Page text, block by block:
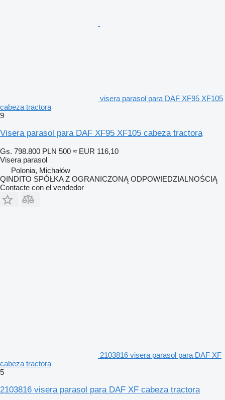
visera parasol para DAF XF95 XF105
cabeza tractora
9
Visera parasol para DAF XF95 XF105 cabeza tractora
Gs. 798.800 PLN 500 ≈ EUR 116,10
Visera parasol
Polonia, Michałów
QINDITO SPÓŁKA Z OGRANICZONĄ ODPOWIEDZIALNOŚCIĄ
Contacte con el vendedor
2103816 visera parasol para DAF XF
cabeza tractora
5
2103816 visera parasol para DAF XF cabeza tractora